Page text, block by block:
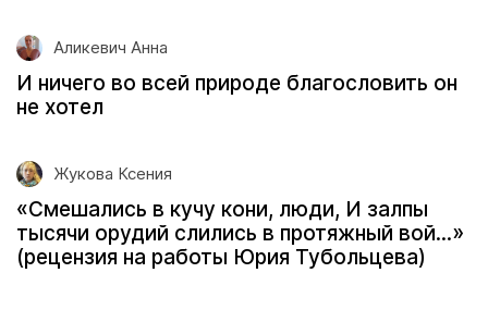
Аликевич Анна
И ничего во всей природе благословить он
не хотел
Жукова Ксения
«Смешались в кучу кони, люди, И залпы
тысячи орудий слились в протяжный вой...»
(рецензия на работы Юрия Тубольцева)